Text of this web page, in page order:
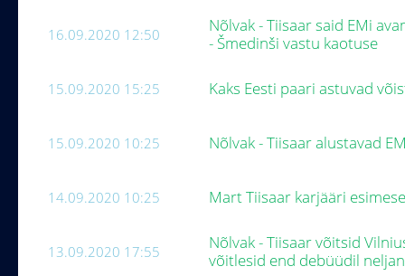
16.09.2020 12:50
Nõlvak - Tiisaar said EMi
- Šmedinši vastu kaotuse
15.09.2020 15:25 Kaks Eesti paari astuvad
15.09.2020 10:25 Nõlvak - Tiisaar alustavad
14.09.2020 10:25 Mart Tiisaar karjääri
13.09.2020 17:55
Nõlvak - Tiisaar võitsid
võitlesid end debüüdil